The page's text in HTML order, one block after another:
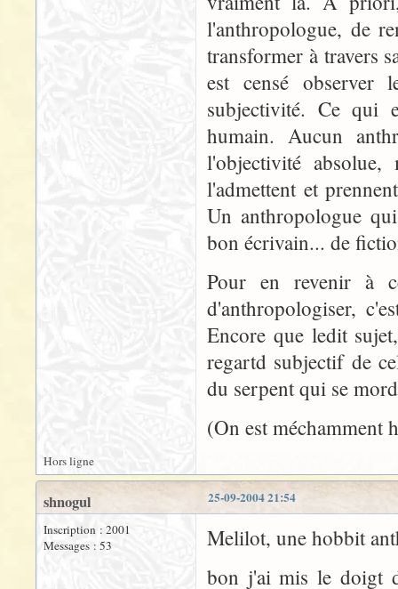
l'anthropologue, de
transformer à travers
est censé observer
subjectivité. Ce qui
humain. Aucun
l'objectivité
l'admettent et
Un anthropologue
bon écrivain... de
Pour en revenir à
d'anthropologiser,
Encore que ledit
regartd subjectif de
du serpent qui se
(On est méchamment
Hors ligne
25-09-2004 21:54
shnogul
Inscription : 2001
Messages : 53
Melilot, une hobbit
bon j'ai mis le doigt